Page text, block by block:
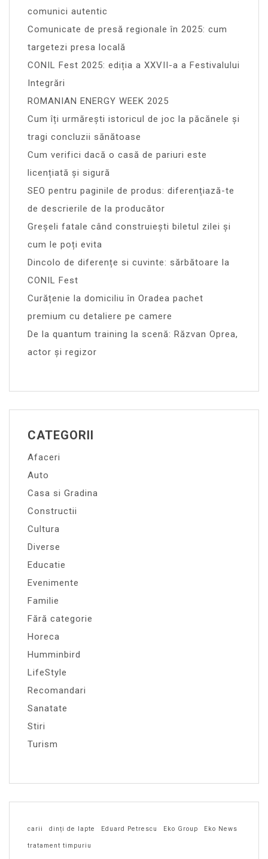
comunici autentic
Comunicate de presă regionale în 2025: cum
targetezi presa locală
CONIL Fest 2025: ediția a XXVII-a a Festivalului
Integrări
ROMANIAN ENERGY WEEK 2025
Cum îți urmărești istoricul de joc la păcănele și
tragi concluzii sănătoase
Cum verifici dacă o casă de pariuri este
licențiată și sigură
SEO pentru paginile de produs: diferențiază-te
de descrierile de la producător
Greșeli fatale când construiești biletul zilei și
cum le poți evita
Dincolo de diferențe si cuvinte: sărbătoare la
CONIL Fest
Curățenie la domiciliu în Oradea pachet
premium cu detaliere pe camere
De la quantum training la scenă: Răzvan Oprea,
actor și regizor
CATEGORII
Afaceri
Auto
Casa si Gradina
Constructii
Cultura
Diverse
Educatie
Evenimente
Familie
Fără categorie
Horeca
Humminbird
LifeStyle
Recomandari
Sanatate
Stiri
Turism
carii dinți de lapte Eduard Petrescu Eko Group Eko News
tratament timpuriu